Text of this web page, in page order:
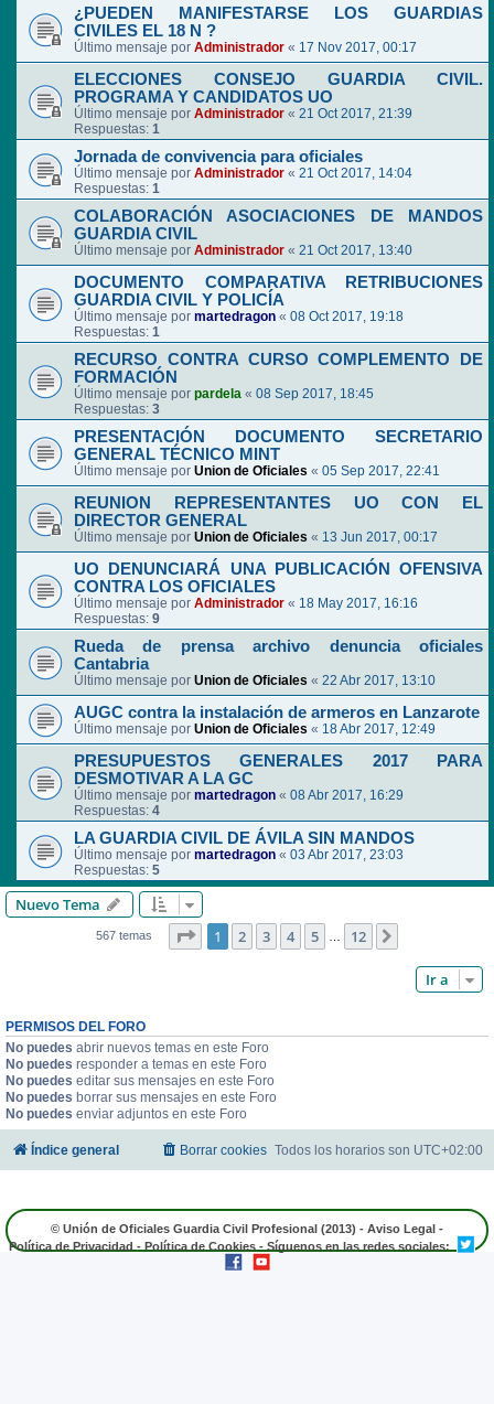
¿PUEDEN MANIFESTARSE LOS GUARDIAS
CIVILES EL 18 N ?
Último mensaje por Administrador « 17 Nov 2017, 00:17
ELECCIONES CONSEJO GUARDIA CIVIL.
PROGRAMA Y CANDIDATOS UO
Último mensaje por Administrador « 21 Oct 2017, 21:39
Respuestas: 1
Jornada de convivencia para oficiales
Último mensaje por Administrador « 21 Oct 2017, 14:04
Respuestas: 1
COLABORACIÓN ASOCIACIONES DE MANDOS
GUARDIA CIVIL
Último mensaje por Administrador « 21 Oct 2017, 13:40
DOCUMENTO COMPARATIVA RETRIBUCIONES
GUARDIA CIVIL Y POLICÍA
Último mensaje por martedragon « 08 Oct 2017, 19:18
Respuestas: 1
RECURSO CONTRA CURSO COMPLEMENTO DE
FORMACIÓN
Último mensaje por pardela « 08 Sep 2017, 18:45
Respuestas: 3
PRESENTACIÓN DOCUMENTO SECRETARIO
GENERAL TÉCNICO MINT
Último mensaje por Union de Oficiales « 05 Sep 2017, 22:41
REUNION REPRESENTANTES UO CON EL
DIRECTOR GENERAL
Último mensaje por Union de Oficiales « 13 Jun 2017, 00:17
UO DENUNCIARÁ UNA PUBLICACIÓN OFENSIVA
CONTRA LOS OFICIALES
Último mensaje por Administrador « 18 May 2017, 16:16
Respuestas: 9
Rueda de prensa archivo denuncia oficiales
Cantabria
Último mensaje por Union de Oficiales « 22 Abr 2017, 13:10
AUGC contra la instalación de armeros en Lanzarote
Último mensaje por Union de Oficiales « 18 Abr 2017, 12:49
PRESUPUESTOS GENERALES 2017 PARA
DESMOTIVAR A LA GC
Último mensaje por martedragon « 08 Abr 2017, 16:29
Respuestas: 4
LA GUARDIA CIVIL DE ÁVILA SIN MANDOS
Último mensaje por martedragon « 03 Abr 2017, 23:03
Respuestas: 5
Nuevo Tema
567 temas Página de 12
1 2 3 4 5 … 12
Ir a
PERMISOS DEL FORO
No puedes abrir nuevos temas en este Foro
No puedes responder a temas en este Foro
No puedes editar sus mensajes en este Foro
No puedes borrar sus mensajes en este Foro
No puedes enviar adjuntos en este Foro
Índice general Todos los horarios son UTC+02:00
Borrar cookies
© Unión de Oficiales Guardia Civil Profesional (2013) - Aviso Legal -
Política de Privacidad-Política de Cookies- Síguenos en las redes sociales: